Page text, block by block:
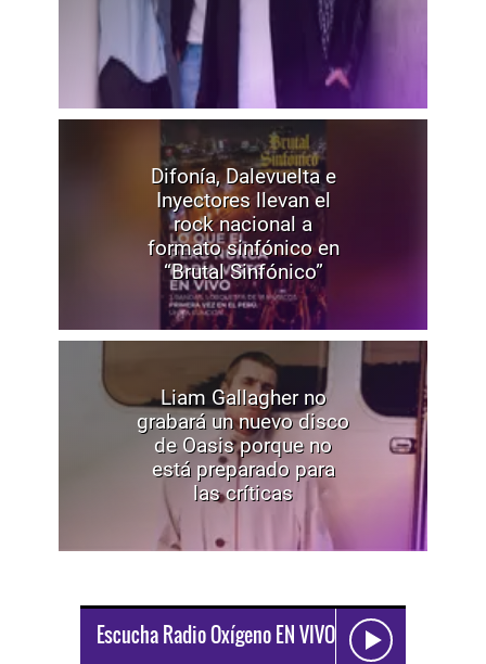
Difonía, Dalevuelta e
Inyectores llevan el
rock nacional a
formato sinfónico en
“Brutal Sinfónico”
Liam Gallagher no
grabará un nuevo disco
de Oasis porque no
está preparado para
las críticas
Escucha Radio Oxígeno EN VIVO